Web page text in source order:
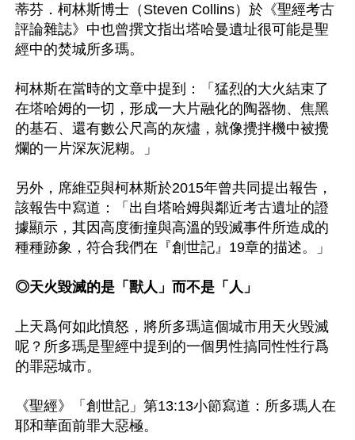
蒂芬．柯林斯博士（Steven Collins）於《聖經考古
評論雜誌》中也曾撰文指出塔哈曼遺址很可能是聖
經中的焚城所多瑪。
柯林斯在當時的文章中提到：「猛烈的大火結束了
在塔哈姆的一切，形成一大片融化的陶器物、焦黑
的基石、還有數公尺高的灰燼，就像攪拌機中被攪
爛的一片深灰泥糊。」
另外，席維亞與柯林斯於2015年曾共同提出報告，
該報告中寫道：「出自塔哈姆與鄰近考古遺址的證
據顯示，其因高度衝撞與高溫的毀滅事件所造成的
種種跡象，符合我們在『創世記』19章的描述。」
◎天火毀滅的是「獸人」而不是「人」
上天爲何如此憤怒，將所多瑪這個城市用天火毀滅
呢？所多瑪是聖經中提到的一個男性搞同性性行爲
的罪惡城市。
《聖經》「創世記」第13:13小節寫道：所多瑪人在
耶和華面前罪大惡極。